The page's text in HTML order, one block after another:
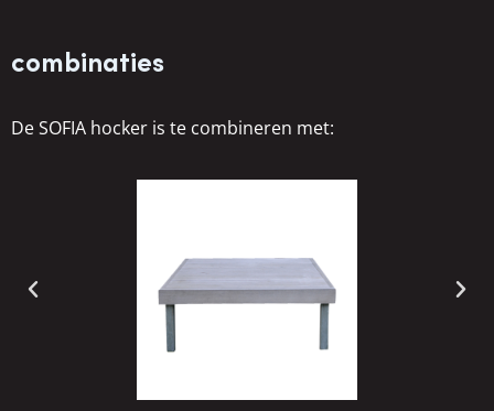
combinaties
De SOFIA hocker is te combineren met: